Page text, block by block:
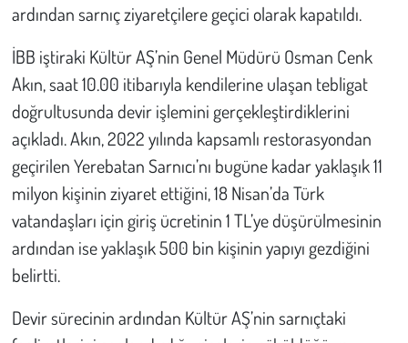
ardından sarnıç ziyaretçilere geçici olarak kapatıldı.
İBB iştiraki Kültür AŞ’nin Genel Müdürü Osman Cenk
Akın, saat 10.00 itibarıyla kendilerine ulaşan tebligat
doğrultusunda devir işlemini gerçekleştirdiklerini
açıkladı. Akın, 2022 yılında kapsamlı restorasyondan
geçirilen Yerebatan Sarnıcı’nı bugüne kadar yaklaşık 11
milyon kişinin ziyaret ettiğini, 18 Nisan’da Türk
vatandaşları için giriş ücretinin 1 TL’ye düşürülmesinin
ardından ise yaklaşık 500 bin kişinin yapıyı gezdiğini
belirtti.
Devir sürecinin ardından Kültür AŞ’nin sarnıçtaki
Hayvan Hakları
Çevre
Galeri
Günün İçinden
Vefat İlanları
Tarih